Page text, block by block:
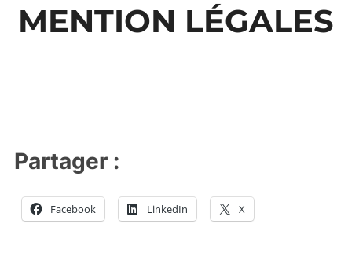
MENTION LÉGALES
Partager :
Facebook LinkedIn X